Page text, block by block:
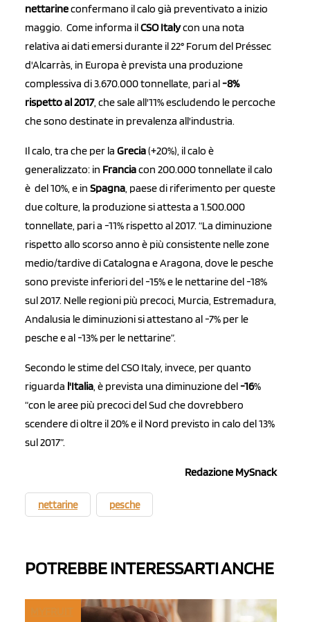
nettarineconfermano il calo già preventivato a inizio
maggio. Come informa ilCSO Italycon una nota
relativa ai dati emersi durante il 22° Forum del Préssec
d'Alcarràs, in Europa è prevista una produzione
complessiva di 3.670.000 tonnellate, pari al-8%
rispetto al 2017, che sale all'11% escludendo le percoche
che sono destinate in prevalenza all'industria.
Il calo, tra che per la Grecia(+20%), il calo è
generalizzato: in Franciacon 200.000 tonnellate il calo
è del 10%, e in Spagna, paese di riferimento per queste
due colture, la produzione si attesta a 1.500.000
tonnellate, pari a -11% rispetto al 2017. “La diminuzione
rispetto allo scorso anno è più consistente nelle zone
medio/tardive di Catalogna e Aragona, dove le pesche
sono previste inferiori del -15% e le nettarine del -18%
sul 2017. Nelle regioni più precoci, Murcia, Estremadura,
Andalusia le diminuzioni si attestano al -7% per le
pesche e al -13% per le nettarine”.
Secondo le stime del CSO Italy, invece, per quanto
riguarda l'Italia, è prevista una diminuzione del-16%
“con le aree più precoci del Sud che dovrebbero
scendere di oltre il 20% e il Nord previsto in calo del 13%
sul 2017”.
Redazione MySnack
nettarine pesche
POTREBBE INTERESSARTI ANCHE